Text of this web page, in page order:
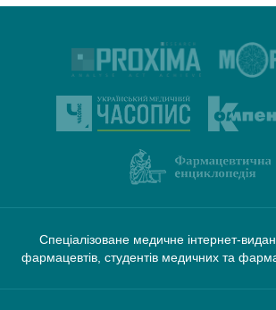
Спеціалізоване медичне інтернет-
фармацевтів, студентів медичних та